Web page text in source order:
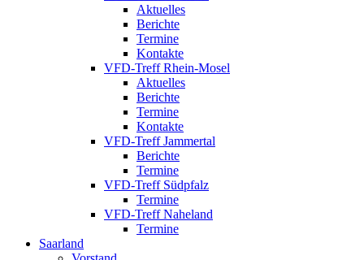
Aktuelles
Berichte
Termine
Kontakte
VFD-Treff Rhein-Mosel
Aktuelles
Berichte
Termine
Kontakte
VFD-Treff Jammertal
Berichte
Termine
VFD-Treff Südpfalz
Termine
VFD-Treff Naheland
Termine
Saarland